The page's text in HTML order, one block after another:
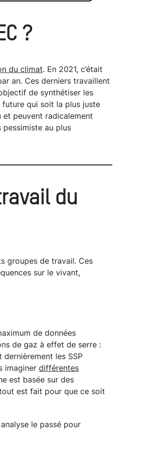
?
du climat. En 2021, c’était
an. Ces derniers travaillent
de synthétiser les
future qui soit la plus juste
et peuvent radicalement
au plus
du
groupes de travail. Ces
sur le vivant,
de données
de gaz à effet de serre :
les SSP
imaginer différentes
est basée sur des
est fait pour que ce soit
le passé pour